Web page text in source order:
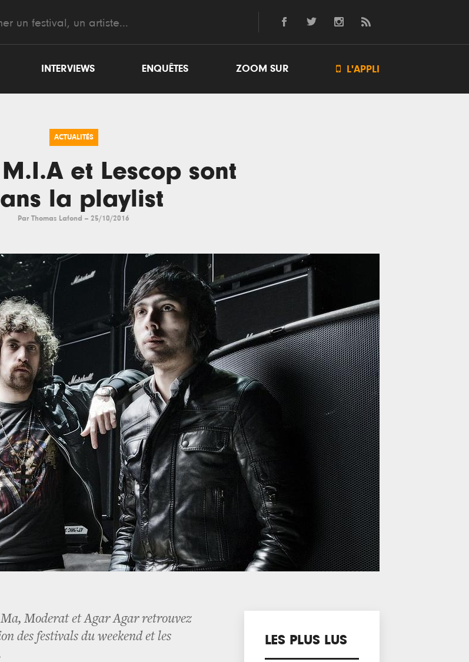
INTERVIEWS ENQUÊTES ZOOM SUR  L'APPLI
ACTUALITÉS
et Lescop sont
la playlist
Par Thomas Lafond -- 25/10/2016
Moderat et Agar Agar retrouvez
des festivals du weekend et les
LES PLUS LUS